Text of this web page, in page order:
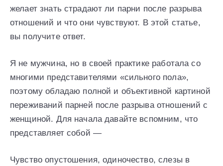
желает знать страдают ли парни после разрыва
отношений и что они чувствуют. В этой статье,
вы получите ответ.
Я не мужчина, но в своей практике работала со
многими представителями «сильного пола»,
поэтому обладаю полной и объективной картиной
переживаний парней после разрыва отношений с
женщиной. Для начала давайте вспомним, что
представляет собой —
Чувство опустошения, одиночество, слезы в